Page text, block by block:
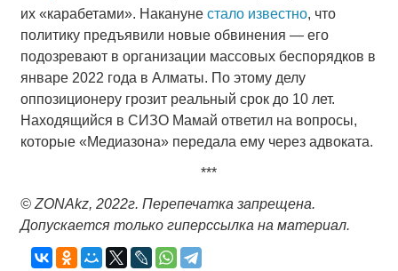
их «карабетами». Накануне стало известно, что
политику предъявили новые обвинения — его
подозревают в организации массовых беспорядков в
январе 2022 года в Алматы. По этому делу
оппозиционеру грозит реальный срок до 10 лет.
Находящийся в СИЗО Мамай ответил на вопросы,
которые «Медиазона» передала ему через адвоката.
***
© ZONAkz, 2022г. Перепечатка запрещена.
Допускается только гиперссылка на материал.